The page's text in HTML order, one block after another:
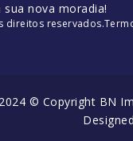
nova moradia!
direitos reservados.
2024 © Copyright BN